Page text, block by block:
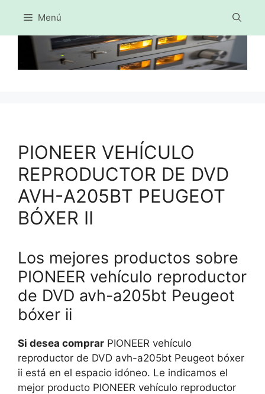
Saltar
al
contenido
Menú
PIONEER VEHÍCULO
REPRODUCTOR DE DVD
AVH-A205BT PEUGEOT
BÓXER II
Los mejores productos sobre
PIONEER vehículo reproductor
de DVD avh-a205bt Peugeot
bóxer ii
Si desea comprar PIONEER vehículo
reproductor de DVD avh-a205bt Peugeot bóxer
ii está en el espacio idóneo. Le indicamos el
mejor producto PIONEER vehículo reproductor